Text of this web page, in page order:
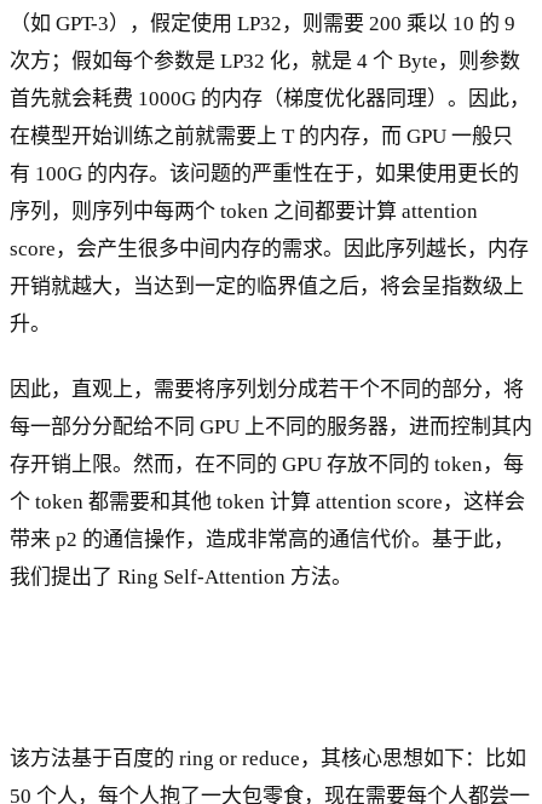
（如 GPT-3），假定使用 LP32，则需要 200 乘以 10 的 9
次方；假如每个参数是 LP32 化，就是 4 个 Byte，则参数
首先就会耗费 1000G 的内存（梯度优化器同理）。因此，
在模型开始训练之前就需要上 T 的内存，而 GPU 一般只
有 100G 的内存。该问题的严重性在于，如果使用更长的
序列，则序列中每两个 token 之间都要计算 attention
score，会产生很多中间内存的需求。因此序列越长，内存
开销就越大，当达到一定的临界值之后，将会呈指数级上
升。
因此，直观上，需要将序列划分成若干个不同的部分，将
每一部分分配给不同 GPU 上不同的服务器，进而控制其内
存开销上限。然而，在不同的 GPU 存放不同的 token，每
个 token 都需要和其他 token 计算 attention score，这样会
带来 p2 的通信操作，造成非常高的通信代价。基于此，
我们提出了 Ring Self-Attention 方法。
该方法基于百度的 ring or reduce，其核心思想如下：比如
50 个人，每个人抱了一大包零食，现在需要每个人都尝一